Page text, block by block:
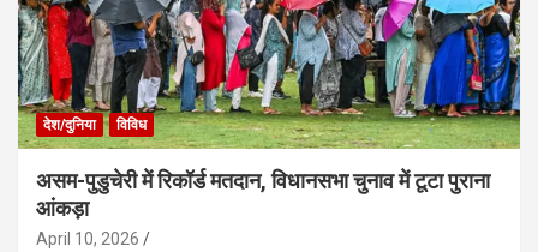
देश/दुनिया विविध
असम-पुडुचेरी में रिकॉर्ड मतदान, विधानसभा चुनाव में टूटा पुराना
आंकड़ा
April 10, 2026